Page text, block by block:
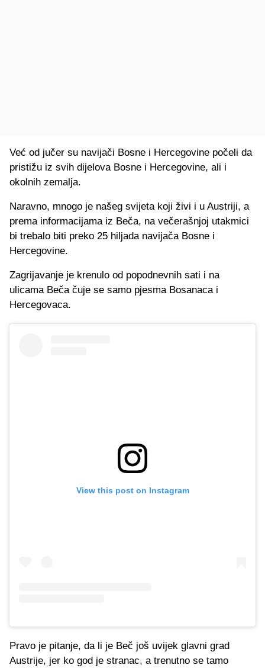
Već od jučer su navijači Bosne i Hercegovine počeli da
pristižu iz svih dijelova Bosne i Hercegovine, ali i
okolnih zemalja.
Naravno, mnogo je našeg svijeta koji živi i u Austriji, a
prema informacijama iz Beča, na večerašnjoj utakmici
bi trebalo biti preko 25 hiljada navijača Bosne i
Hercegovine.
Zagrijavanje je krenulo od popodnevnih sati i na
ulicama Beča čuje se samo pjesma Bosanaca i
Hercegovaca.
View this post on Instagram
Pravo je pitanje, da li je Beč još uvijek glavni grad
Austrije, jer ko god je stranac, a trenutno se tamo